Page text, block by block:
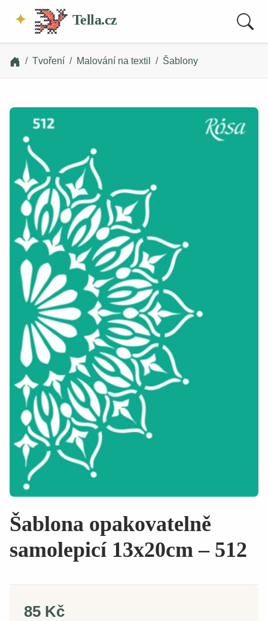
Tella.cz
Tvoření Malování na textil Šablony
Šablona opakovatelně
samolepicí 13x20cm – 512
85 Kč